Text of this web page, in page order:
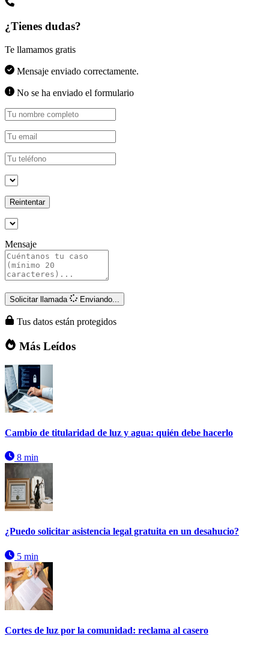
¿Tienes dudas?
Te llamamos gratis
Mensaje enviado correctamente.
No se ha enviado el formulario
Reintentar
Mensaje
Solicitar llamada Enviando...
Tus datos están protegidos
Más Leídos
Cambio de titularidad de luz y agua: quién debe hacerlo
8 min
¿Puedo solicitar asistencia legal gratuita en un desahucio?
5 min
Cortes de luz por la comunidad: reclama al casero